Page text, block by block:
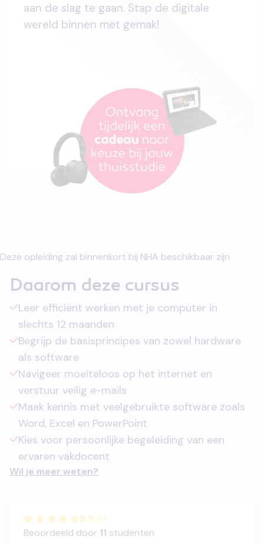
aan de slag te gaan. Stap de digitale
wereld binnen met gemak!
Deze opleiding zal binnenkort bij NHA beschikbaar zijn
Daarom deze cursus
Leer efficiënt werken met je computer in
slechts 12 maanden
Begrijp de basisprincipes van zowel hardware
als software
Navigeer moeiteloos op het internet en
verstuur veilig e-mails
Maak kennis met veelgebruikte software zoals
Word, Excel en PowerPoint
Kies voor persoonlijke begeleiding van een
ervaren vakdocent
Wil je meer weten?
9.5/10
Beoordeeld door 11 studenten